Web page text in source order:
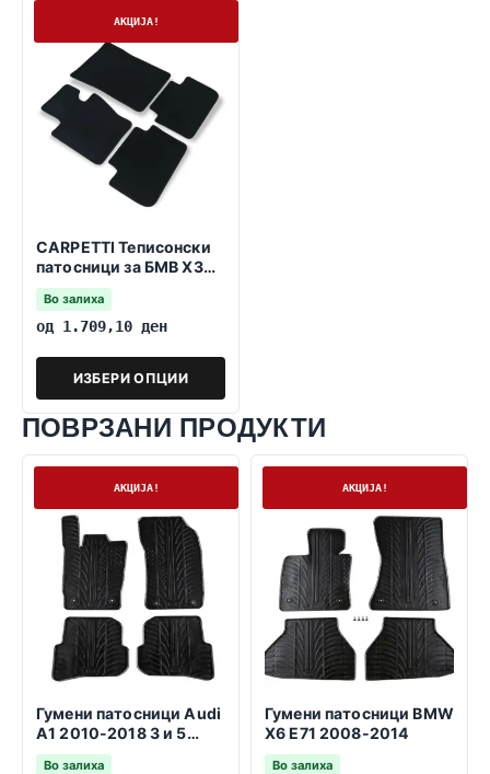
АКЦИЈА!
CARPETTI Теписонски
патосници за БМВ Х3
E83 08.2003-09.2010
Во залиха
од 1.709,10 ден
ИЗБЕРИ ОПЦИИ
ПОВРЗАНИ ПРОДУКТИ
АКЦИЈА!
Гумени патосници Audi
A1 2010-2018 3 и 5
врати sportback
Во залиха
АКЦИЈА!
Гумени патосници BMW
X6 E71 2008-2014
Во залиха